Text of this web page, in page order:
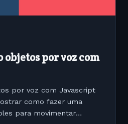
por voz com
por voz com Javascript
como fazer uma
para movimentar